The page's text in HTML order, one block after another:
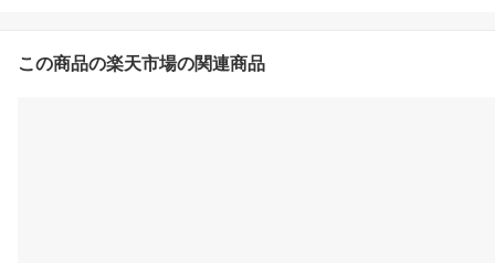
この商品の楽天市場の関連商品